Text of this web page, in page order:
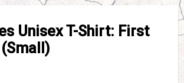
Unisex T-Shirt: First